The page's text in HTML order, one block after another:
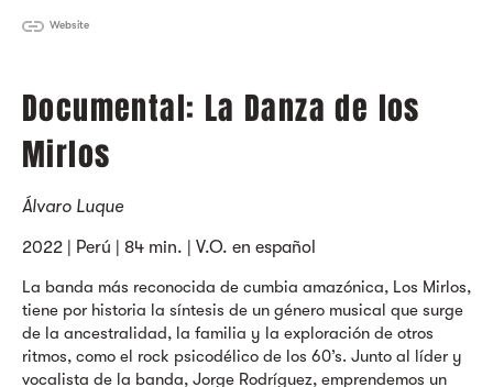
Website
Documental: La Danza de los
Mirlos
Álvaro Luque
2022 | Perú | 84 min. | V.O. en español
La banda más reconocida de cumbia amazónica, Los Mirlos,
tiene por historia la síntesis de un género musical que surge
de la ancestralidad, la familia y la exploración de otros
ritmos, como el rock psicodélico de los 60’s. Junto al líder y
vocalista de la banda, Jorge Rodríguez, emprendemos un